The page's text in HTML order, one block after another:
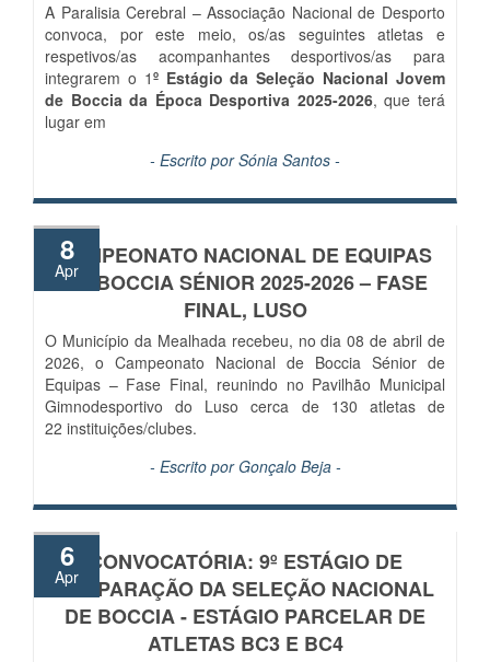
A Paralisia Cerebral – Associação Nacional de Desporto
convoca, por este meio, os/as seguintes atletas e
respetivos/as acompanhantes desportivos/as para
integrarem o 1º Estágio da Seleção Nacional Jovem
de Boccia da Época Desportiva 2025-2026, que terá
lugar em
- Escrito porSónia Santos -
CAMPEONATO NACIONAL DE EQUIPAS
DE BOCCIA SÉNIOR 2025-2026 – FASE
FINAL, LUSO
8
Apr
O Município da Mealhada recebeu, no dia 08 de abril de
2026, o Campeonato Nacional de Boccia Sénior de
Equipas – Fase Final, reunindo no Pavilhão Municipal
Gimnodesportivo do Luso cerca de 130 atletas de
22 instituições/clubes.
- Escrito porGonçalo Beja-
CONVOCATÓRIA: 9º ESTÁGIO DE
PREPARAÇÃO DA SELEÇÃO NACIONAL
DE BOCCIA - ESTÁGIO PARCELAR DE
ATLETAS BC3 E BC4
6
Apr